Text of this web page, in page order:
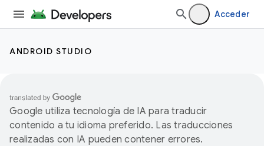
Acceder
ANDROID STUDIO
Google utiliza tecnología de IA para traducir
contenido a tu idioma preferido. Las traducciones
realizadas con IA pueden contener errores.